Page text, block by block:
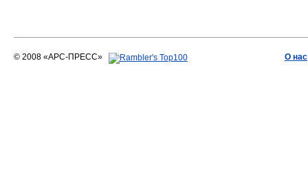
© 2008 «АРС-ПРЕСС» О нас